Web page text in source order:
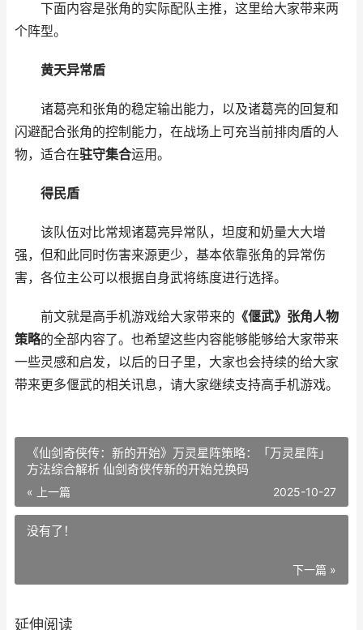
下面内容是张角的实际配队主推，这里给大家带来两
个阵型。
黄天异常盾
诸葛亮和张角的稳定输出能力，以及诸葛亮的回复和
闪避配合张角的控制能力，在战场上可充当前排肉盾的人
物，适合在驻守集合运用。
得民盾
该队伍对比常规诸葛亮异常队，坦度和奶量大大增
强，但和此同时伤害来源更少，基本依靠张角的异常伤
害，各位主公可以根据自身武将练度进行选择。
前文就是高手机游戏给大家带来的 《偃武》张角人物
策略的全部内容了。也希望这些内容能够能够给大家带来
一些灵感和启发，以后的日子里，大家也会持续的给大家
带来更多偃武的相关讯息，请大家继续支持高手机游戏。
《仙剑奇侠传：新的开始》万灵星阵策略：「万灵星阵」
方法综合解析 仙剑奇侠传新的开始兑换码
« 上一篇 2025-10-27
没有了！
下一篇 »
延伸阅读